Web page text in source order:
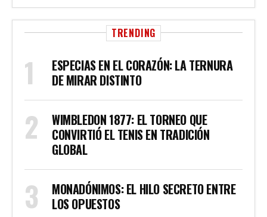
TRENDING
ESPECIAS EN EL CORAZÓN: LA TERNURA
DE MIRAR DISTINTO
WIMBLEDON 1877: EL TORNEO QUE
CONVIRTIÓ EL TENIS EN TRADICIÓN
GLOBAL
MONADÓNIMOS: EL HILO SECRETO ENTRE
LOS OPUESTOS